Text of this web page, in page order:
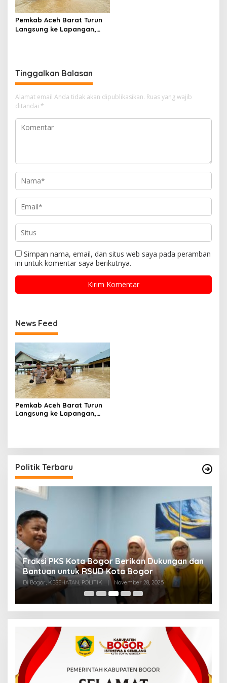
Pemkab Aceh Barat Turun
Langsung ke Lapangan,
Tinggalkan Balasan
Alamat email Anda tidak akan dipublikasikan. Ruas yang wajib
ditandai *
Simpan nama, email, dan situs web saya pada peramban
ini untuk komentar saya berikutnya.
News Feed
Pemkab Aceh Barat Turun
Langsung ke Lapangan,
Politik Terbaru
Fraksi PKS Kota Bogor Berikan Dukungan dan
Bantuan untuk RSUD Kota Bogor
Di Bogor, KESEHATAN, POLITIK | November 28, 2025